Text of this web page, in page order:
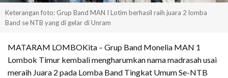
Keterangan foto: Grup Band MAN I Lotim berhasil raih juara 2 lomba
Band se NTB yang di gelar di Unram
MATARAM LOMBOKita – Grup Band Monelia MAN 1
Lombok Timur kembali mengharumkan nama madrasah usai
meraih Juara 2 pada Lomba Band Tingkat Umum Se-NTB